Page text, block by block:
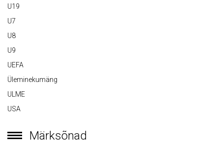
U19
U7
U8
U9
UEFA
Üleminekumäng
ULME
USA
Märksõnad